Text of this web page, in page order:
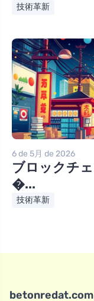
技術革新
6 de 5月 de 2026
ブロックチ
�...
技術革新
betonredat.com